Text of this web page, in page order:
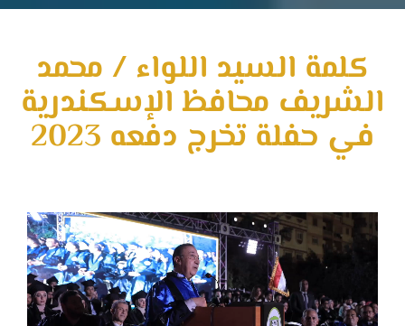
كلمة السيد اللواء / محمد
الشريف محافظ الإسكندرية
في حفلة تخرج دفعه 2023